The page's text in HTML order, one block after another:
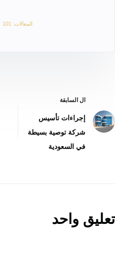
المقالات: 101
ال السابقة
إجراءات تأسيس
شركة توصية بسيطة
في السعودية
تعليق واحد